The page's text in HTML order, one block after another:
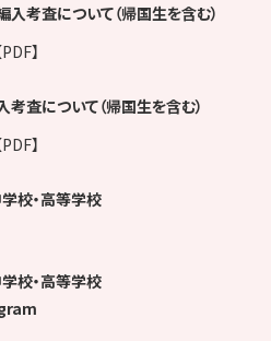
考査について（帰国生を含む）
】
査について（帰国生を含む）
】
校・高等学校
校・高等学校